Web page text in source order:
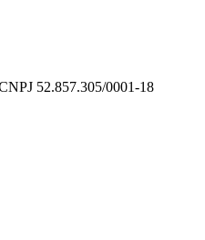
52.857.305/0001-18